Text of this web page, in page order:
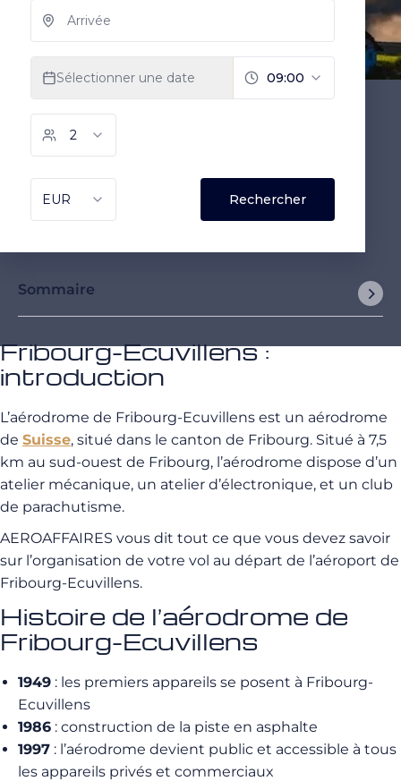
Sommaire
Fribourg-Ecuvillens :
introduction
L’aérodrome de Fribourg-Ecuvillens est un aérodrome
de Suisse, situé dans le canton de Fribourg. Situé à 7,5
km au sud-ouest de Fribourg, l’aérodrome dispose d’un
atelier mécanique, un atelier d’électronique, et un club
de parachutisme.
AEROAFFAIRES vous dit tout ce que vous devez savoir
sur l’organisation de votre vol au départ de l’aéroport de
Fribourg-Ecuvillens.
Histoire de l’aérodrome de
Fribourg-Ecuvillens
1949 : les premiers appareils se posent à Fribourg-
Ecuvillens
1986 : construction de la piste en asphalte
1997 : l’aérodrome devient public et accessible à tous
les appareils privés et commerciaux